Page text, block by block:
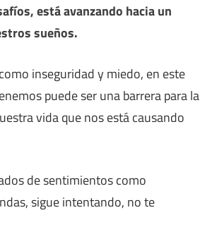
está avanzando hacia un
sueños.
inseguridad y miedo, en este
puede ser una barrera para la
vida que nos está causando
de sentimientos como
sigue intentando, no te